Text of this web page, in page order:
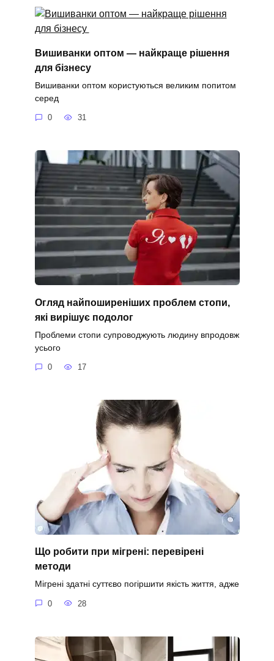
Вишиванки оптом — найкраще рішення
для бізнесу
Вишиванки оптом користуються великим попитом
серед
0 31
Огляд найпоширеніших проблем стопи,
які вирішує подолог
Проблеми стопи супроводжують людину впродовж
усього
0 17
Що робити при мігрені: перевірені
методи
Мігрені здатні суттєво погіршити якість життя, адже
0 28